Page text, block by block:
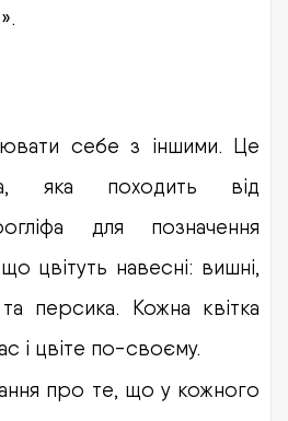
себе з іншими. Це
яка походить від
для позначення
цвітуть навесні: вишні,
персика. Кожна квітка
і цвіте по-своєму.
про те, що у кожного